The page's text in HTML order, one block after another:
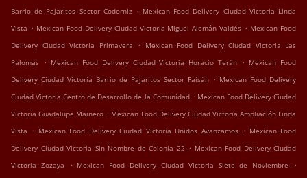
Barrio de Pajaritos Sector Codorniz . Mexican Food Delivery Ciudad Victoria Linda
Vista . Mexican Food Delivery Ciudad Victoria Miguel Alemán Valdés . Mexican Food
Delivery Ciudad Victoria Primavera
.
Mexican Food Delivery Ciudad Victoria Las
Palomas . Mexican Food Delivery Ciudad Victoria Horacio Terán . Mexican Food
Delivery Ciudad Victoria Barrio de Pajaritos Sector Faisán . Mexican Food Delivery
Ciudad Victoria Centro de Desarrollo de la Comunidad . Mexican Food Delivery Ciudad
Victoria Guadalupe Mainero . Mexican Food Delivery Ciudad Victoria Ampliación Linda
Vista
. Mexican Food Delivery Ciudad Victoria Unidos Avanzamos . Mexican Food
Delivery Ciudad Victoria Sin Nombre de Colonia 22 . Mexican Food Delivery Ciudad
Victoria Zozaya
. Mexican Food Delivery Ciudad Victoria Siete de Noviembre
.